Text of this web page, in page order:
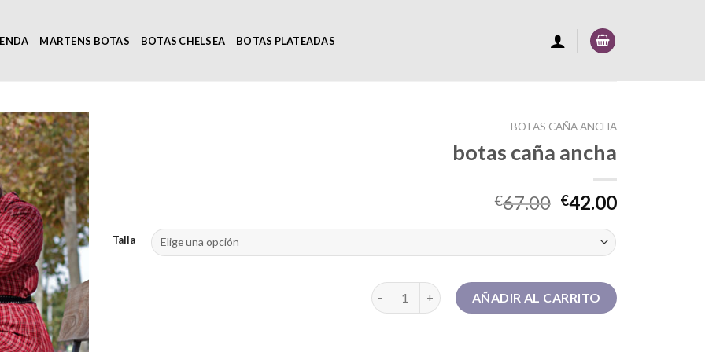
MARTENS BOTAS BOTAS CHELSEA BOTAS PLATEADAS
BOTAS CAÑA ANCHA
botas caña ancha
€67.00 €42.00
Talla
botas caña ancha cantidadAÑADIR AL CARRITO